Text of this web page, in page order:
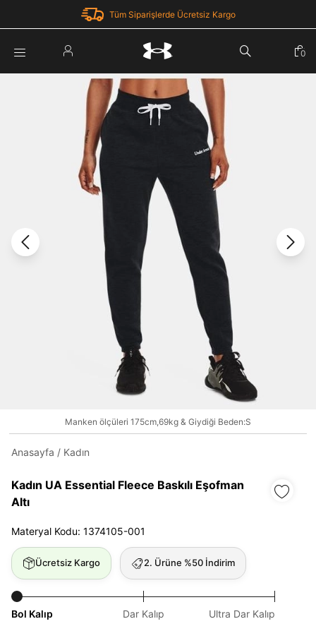
Tüm Siparişlerde Ücretsiz Kargo
Giriş Yap
Under Armour'da yeni misiniz? Kayıt Ol
Üye Olmadan Devam Et
0
Manken ölçüleri 175cm,69kg & Giydiği Beden:S
Anasayfa / Kadın
Kadın UA Essential Fleece Baskılı Eşofman
Altı
Materyal Kodu: 1374105-001
Ücretsiz Kargo 2. Ürüne %50 İndirim
Bol Kalıp Dar Kalıp Ultra Dar Kalıp
Parola Yenileme
E-posta adresi
Giriş Sayfasına Dön
Zaten hesabın var mı? Giriş yap
Daha hızlı ödeme. Hızlı sipariş takibi.
Kolay iade ve değişim.
Giriş Yap
Şifre
göster
Şifremi Unuttum